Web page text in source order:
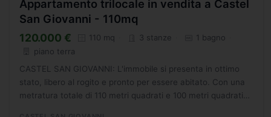
Appartamento trilocale in vendita a Castel
San Giovanni - 110mq
120.000 € 110 mq 3 stanze
1 bagno
piano terra
CASTEL SAN GIOVANNI: L'immobile si presenta in ottimo
stato, libero al rogito e pronto per essere abitato. Con una
metratura totale di 110 metri quadrati e 100 metri quadrati